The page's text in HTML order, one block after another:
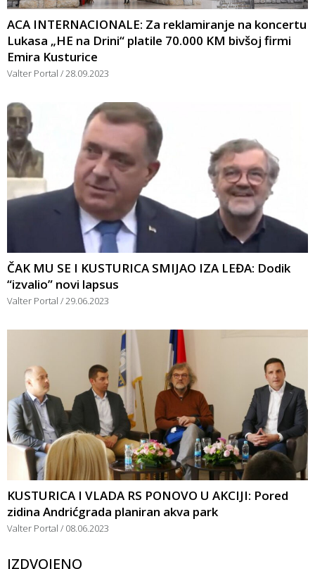
ACA INTERNACIONALE: Za reklamiranje na koncertu
Lukasa „HE na Drini“ platile 70.000 KM bivšoj firmi
Emira Kusturice
Valter Portal 28.09.2023
ČAK MU SE I KUSTURICA SMIJAO IZA LEĐA: Dodik
“izvalio” novi lapsus
Valter Portal 29.06.2023
KUSTURICA I VLADA RS PONOVO U AKCIJI: Pored
zidina Andrićgrada planiran akva park
Valter Portal 08.06.2023
IZDVOJENO